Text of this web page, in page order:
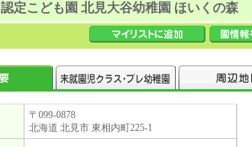
認定こども園 北見大谷幼稚園 ほいくの森
〒099-0878
北海道 北見市 東相内町225-1